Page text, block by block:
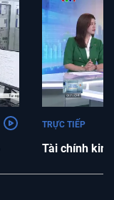
Tài chính
TRỰC TIẾP